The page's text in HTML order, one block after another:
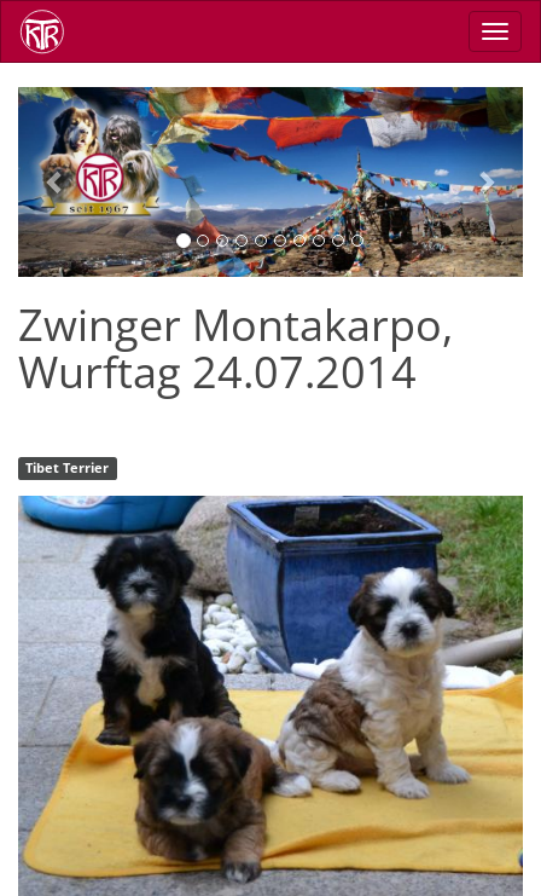
Direkt
zum
Inhalt
Previous Next
Zwinger Montakarpo,
Wurftag 24.07.2014
Tibet Terrier